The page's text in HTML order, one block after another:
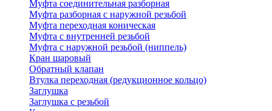
Муфта соединительная разборная
Муфта разборная с наружной резьбой
Муфта переходная коническая
Муфта с внутренней резьбой
Муфта с наружной резьбой (ниппель)
Кран шаровый
Обратный клапан
Втулка переходная (редукционное кольцо)
Заглушка
Заглушка с резьбой